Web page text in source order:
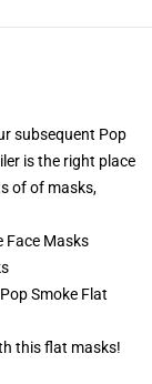
subsequent Pop
is the right place
of of masks,
Face Masks
Smoke Flat
this flat masks!